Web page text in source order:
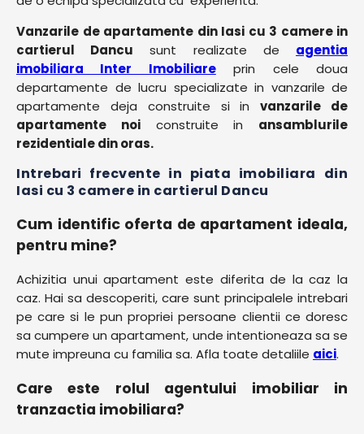
Vanzarile de apartamente din Iasi cu 3 camere in
cartierul Dancu sunt realizate de agentia
imobiliara Inter Imobiliareprin cele doua
departamente de lucru specializate in vanzarile de
apartamente deja construite si invanzarile de
apartamente noiconstruite in ansamblurile
rezidentiale din oras.
Intrebari frecvente in piata imobiliara din
Iasi cu 3 camere in cartierul Dancu
Cum identific oferta de apartament ideala,
pentru mine?
Achizitia unui apartament este diferita de la caz la
caz. Hai sa descoperiti, care sunt principalele intrebari
pe care si le pun propriei persoane clientii ce doresc
sa cumpere un apartament, unde intentioneaza sa se
mute impreuna cu familia sa. Afla toate detaliile aici.
Care este rolul agentului imobiliar in
tranzactia imobiliara?